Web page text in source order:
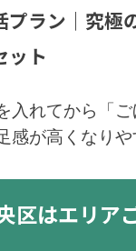
プラン｜究極
ット
入れてから「ご
感が高くなりや
区はエリア